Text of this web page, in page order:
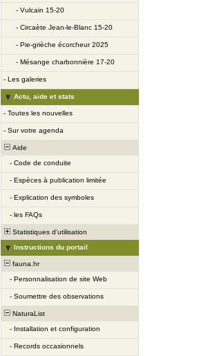
- Vulcain 15-20
- Circaète Jean-le-Blanc 15-20
- Pie-grièche écorcheur 2025
- Mésange charbonnière 17-20
- Les galeries
Actu, aide et stats
- Toutes les nouvelles
- Sur votre agenda
Aide
- Code de conduite
- Espèces à publication limitée
- Explication des symboles
- les FAQs
Statistiques d'utilisation
Instructions du portail
fauna.hr
- Personnalisation de site Web
- Soumettre des observations
NaturaList
- Installation et configuration
- Records occasionnels